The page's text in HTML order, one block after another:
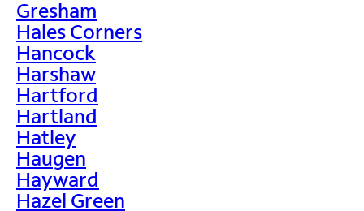
Gresham
Hales Corners
Hancock
Harshaw
Hartford
Hartland
Hatley
Haugen
Hayward
Hazel Green